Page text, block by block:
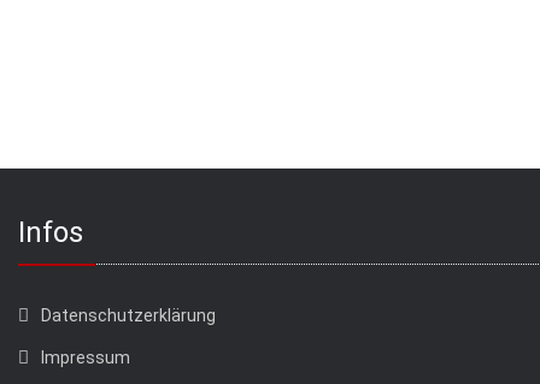
Infos
Datenschutzerklärung
Impressum